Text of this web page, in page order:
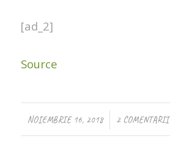
[ad_2]
Source
NOIEMBRIE 16, 2018
/ 2 COMENTARII
/